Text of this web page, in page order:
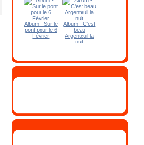
Album - Sur le
pont pour le 6
Février
Album - C'est
beau
Argenteuil la
nuit